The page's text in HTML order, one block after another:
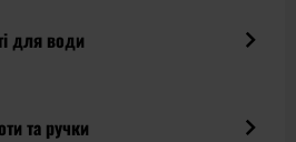
для води
та ручки